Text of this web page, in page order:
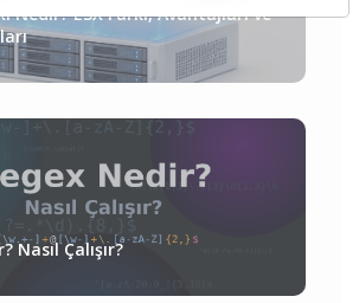
Nedir? ESX Farkı, Avantajları ve
Nasıl Çalışır?